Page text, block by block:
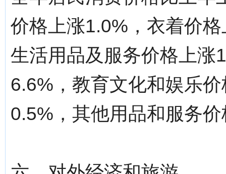
价格上涨1.0%，衣着价
生活用品及服务价格上涨
6.6%，教育文化和娱乐
0.5%，其他用品和服务